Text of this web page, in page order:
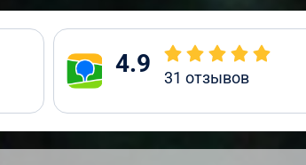
4.9 31 отзывов